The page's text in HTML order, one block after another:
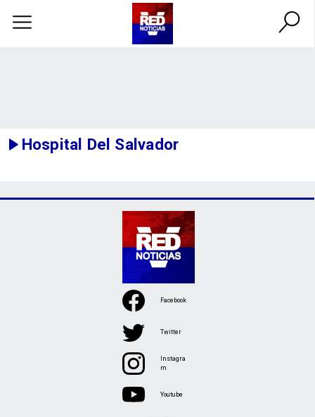
Hospital Del Salvador
Facebook
Twitter
Instagra
m
Youtube